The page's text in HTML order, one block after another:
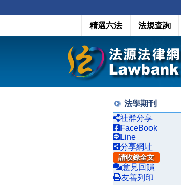
精選六法 法規查詢
法學期刊
社群分享
FaceBook
Line
分享網址
請收錄全文
意見回饋
友善列印